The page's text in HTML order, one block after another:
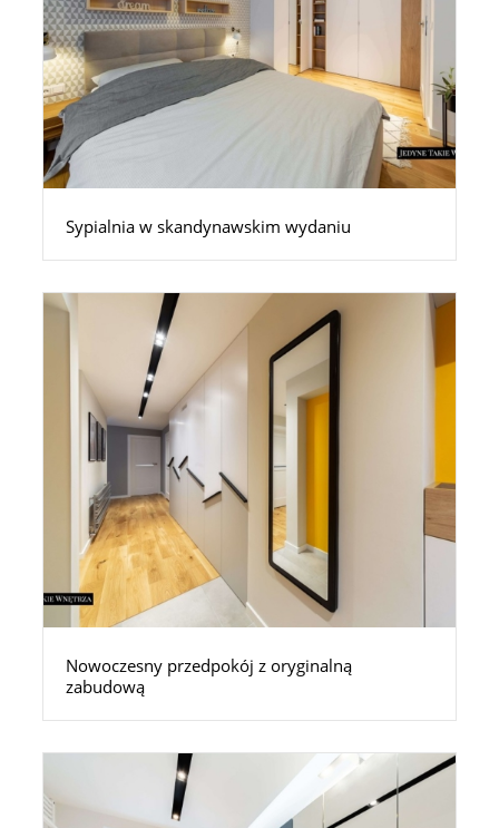
Sypialnia w skandynawskim wydaniu
Nowoczesny przedpokój z oryginalną
zabudową